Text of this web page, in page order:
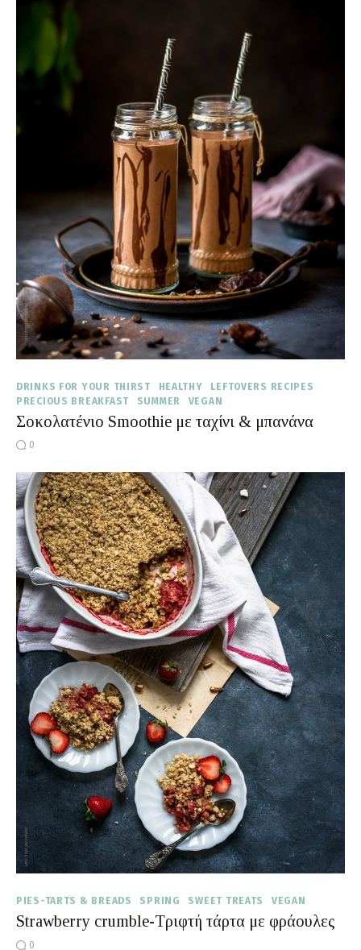
DRINKS FOR YOUR THIRST HEALTHY
LEFTOVERS RECIPES
PRECIOUS BREAKFAST
SUMMER VEGAN
Σοκολατένιο Smoothie με ταχίνι & μπανάνα
0
PIES-TARTS & BREADS SPRING SWEET TREATS VEGAN
Strawberry crumble-Τριφτή τάρτα με φράουλες
0